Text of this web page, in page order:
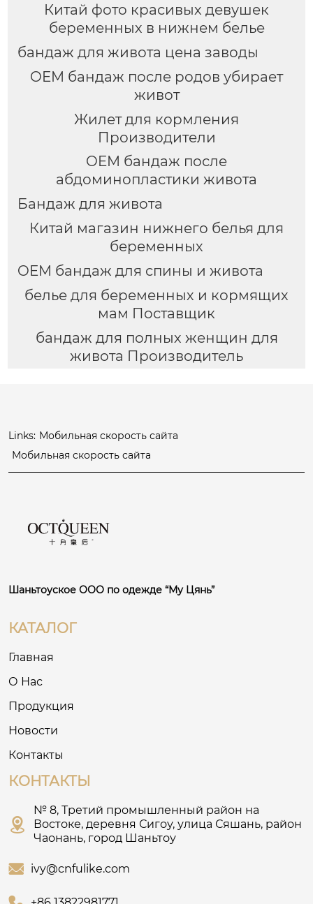
Бюстгальтер
специальный сбор
бюстгальтер
Китай фото красивых девушек
беременных в нижнем белье
бандаж для живота цена заводы
OEM бандаж после родов убирает
живот
Жилет для кормления
Производители
OEM бандаж после
абдоминопластики живота
Бандаж для живота
Китай магазин нижнего белья для
беременных
OEM бандаж для спины и живота
белье для беременных и кормящих
мам Поставщик
бандаж для полных женщин для
живота Производитель
Links: Мобильная скорость сайта
Мобильная скорость сайта
Шаньтоуское ООО по одежде “Му Цянь”
КАТАЛОГ
Главная
О Нас
Продукция
Новости
Контакты
КОНТАКТЫ

№ 8, Третий промышленный район на
Востоке, деревня Сигоу, улица Сяшань, район
Чаонань, город Шаньтоу
 ivy@cnfulike.com